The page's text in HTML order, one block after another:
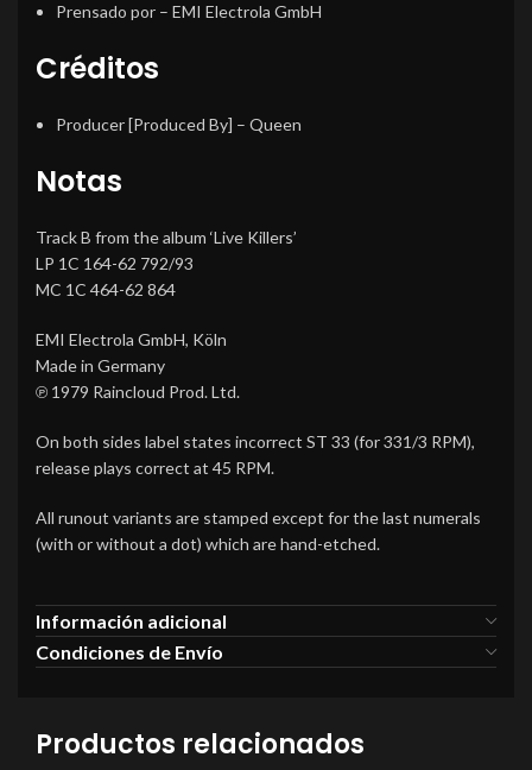
Prensado por – EMI Electrola GmbH
Créditos
Producer [Produced By] – Queen
Notas
Track B from the album ‘Live Killers’
LP 1C 164-62 792/93
MC 1C 464-62 864
EMI Electrola GmbH, Köln
Made in Germany
℗ 1979 Raincloud Prod. Ltd.
On both sides label states incorrect ST 33 (for 331/3 RPM),
release plays correct at 45 RPM.
All runout variants are stamped except for the last numerals
(with or without a dot) which are hand-etched.
Información adicional
Condiciones de Envío
Productos relacionados